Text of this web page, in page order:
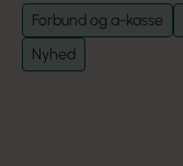
Forbund og a-kasse
Nyhed